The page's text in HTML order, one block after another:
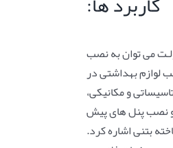
می توان به نصب
لوازم بهداشتی در
و مکانیکی،
نصب پنل های پیش
بتنی اشاره کرد.